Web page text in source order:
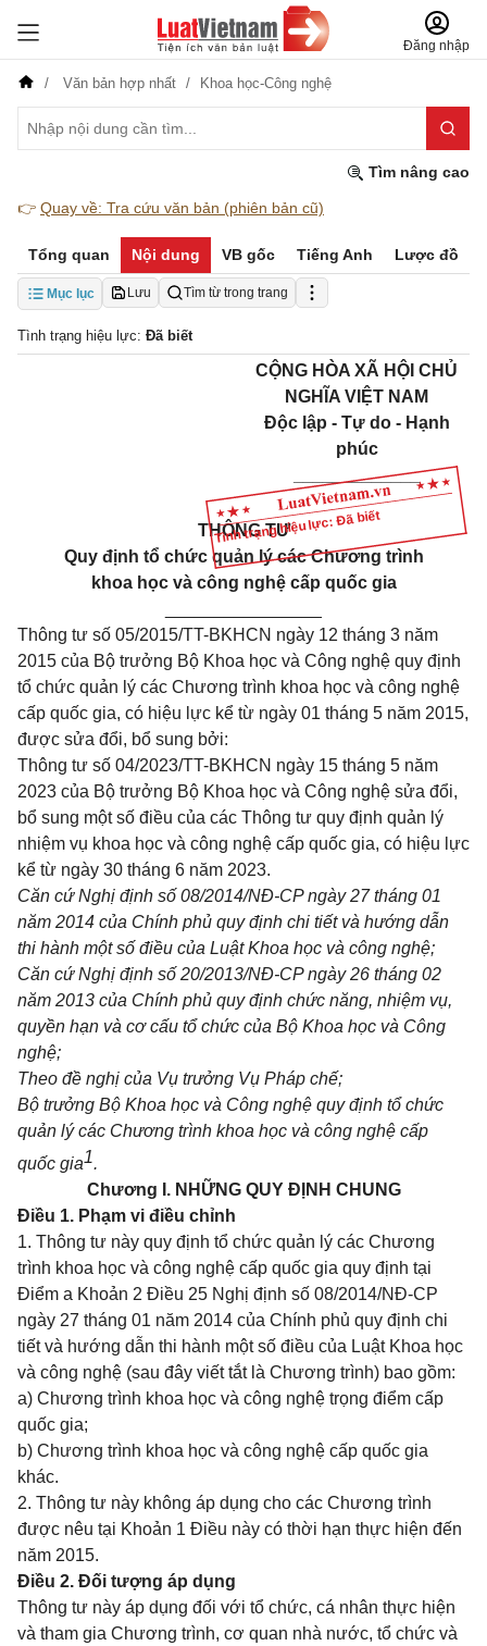
Đăng nhập
Văn bản hợp nhất Khoa học-Công nghệ
Tìm nâng cao
👉 Quay về: Tra cứu văn bản (phiên bản cũ)
Tổng quan Nội dung VB gốc Tiếng Anh Lược đồ
Mục lục Lưu Tìm từ trong trang
Tình trạng hiệu lực: Đã biết
Tình trạng hiệu lực: Đã biết
CỘNG HÒA XÃ HỘI CHỦ
NGHĨA VIỆT NAM
Độc lập - Tự do - Hạnh
phúc
_____________
THÔNG TƯ
Quy định tổ chức quản lý các Chương trình
khoa học và công nghệ cấp quốc gia
Thông tư số 05/2015/TT-BKHCN ngày 12 tháng 3 năm
2015 của Bộ trưởng Bộ Khoa học và Công nghệ quy định
tổ chức quản lý các Chương trình khoa học và công nghệ
cấp quốc gia, có hiệu lực kể từ ngày 01 tháng 5 năm 2015,
được sửa đổi, bổ sung bởi:
Thông tư số 04/2023/TT-BKHCN ngày 15 tháng 5 năm
2023 của Bộ trưởng Bộ Khoa học và Công nghệ sửa đổi,
bổ sung một số điều của các Thông tư quy định quản lý
nhiệm vụ khoa học và công nghệ cấp quốc gia, có hiệu lực
kể từ ngày 30 tháng 6 năm 2023.
Căn cứ Nghị định số 08/2014/NĐ-CPngày 27 tháng 01
năm 2014 của Chính phủ quy định chi tiết và hướng dẫn
thi hành một số điều của Luật Khoa học và công nghệ;
Căn cứ Nghị định số 20/2013/NĐ-CPngày 26 tháng 02
năm 2013 của Chính phủ quy định chức năng, nhiệm vụ,
quyền hạn và cơ cấu tổ chức của Bộ Khoa học và Công
nghệ;
Theo đề nghị của Vụ trưởng Vụ Pháp chế;
Bộ trưởng Bộ Khoa học và Công nghệ quy định tổ chức
quản lý các Chương trình khoa học và công nghệ cấp
quốc gia1.
Chương I. NHỮNG QUY ĐỊNH CHUNG
Điều 1. Phạm vi điều chỉnh
1. Thông tư này quy định tổ chức quản lý các Chương
trình khoa học và công nghệ cấp quốc gia quy định tại
Điểm a Khoản 2 Điều 25 Nghị định số 08/2014/NĐ-CP
ngày 27 tháng 01 năm 2014 của Chính phủ quy định chi
tiết và hướng dẫn thi hành một số điều của Luật Khoa học
và công nghệ (sau đây viết tắt là Chương trình) bao gồm:
a) Chương trình khoa học và công nghệ trọng điểm cấp
quốc gia;
b) Chương trình khoa học và công nghệ cấp quốc gia
khác.
2. Thông tư này không áp dụng cho các Chương trình
được nêu tại Khoản 1 Điều này có thời hạn thực hiện đến
năm 2015.
Điều 2. Đối tượng áp dụng
Thông tư này áp dụng đối với tổ chức, cá nhân thực hiện
và tham gia Chương trình, cơ quan nhà nước, tổ chức và